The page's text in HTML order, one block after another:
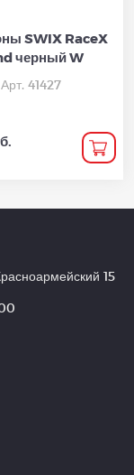
SWIX RaceX
черный W
Арт. 41427
15